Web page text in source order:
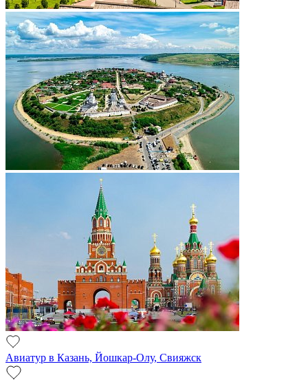
Авиатур в Казань, Йошкар-Олу, Свияжск